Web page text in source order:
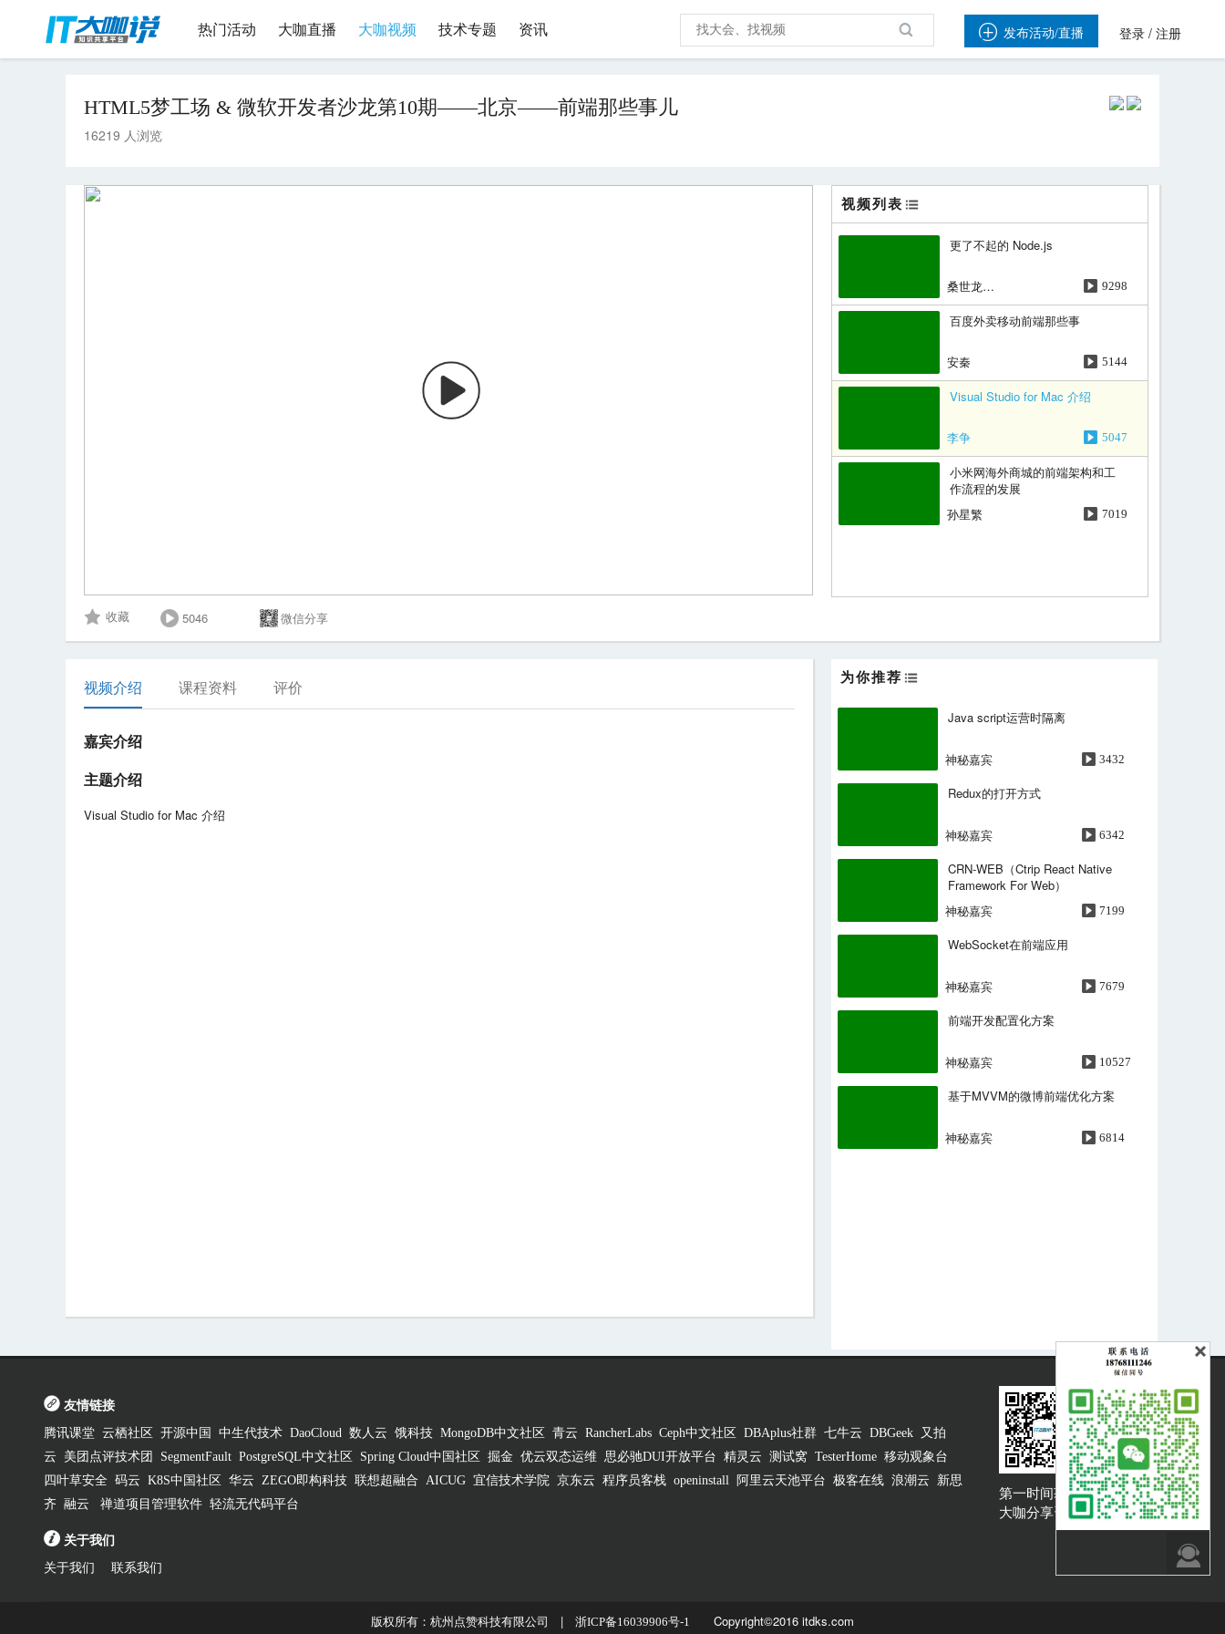

热门活动 大咖直播 大咖视频 技术专题 资讯  发布活动/直播 登录 / 注册
HTML5梦工场 & 微软开发者沙龙第10期——北京——前端那些事儿
16219 人浏览
收藏 5046 微信分享
视频列表
更了不起的 Node.js
桑世龙（狼叔） 9298
百度外卖移动前端那些事
安秦 5144
Visual Studio for Mac 介绍
李争 5047
小米网海外商城的前端架构和工
作流程的发展
孙星繁
7019
视频介绍 课程资料 评价
嘉宾介绍
主题介绍
Visual Studio for Mac 介绍
为你推荐
Java script运营时隔离
神秘嘉宾 3432
Redux的打开方式
神秘嘉宾 6342
CRN-WEB（Ctrip React Native
Framework For Web）
神秘嘉宾
7199
WebSocket在前端应用
神秘嘉宾 7679
前端开发配置化方案
神秘嘉宾 10527
基于MVVM的微博前端优化方案
神秘嘉宾 6814
友情链接
腾讯课堂 云栖社区 开源中国 中生代技术 DaoCloud 数人云 饿科技 MongoDB中文社区 青云 RancherLabs Ceph中文社区 DBAplus社群 七牛云 DBGeek
又拍
云
美团点评技术团 SegmentFault PostgreSQL中文社区 Spring Cloud中国社区 掘金 优云双态运维 思必驰DUI开放平台 精灵云 测试窝 TesterHome 移动观象台
四叶草安全 码云 K8S中国社区 华云 ZEGO即构科技 联想超融合 AICUG 宜信技术学院 京东云 程序员客栈 openinstall 阿里云天池平台 极客在线 浪潮云
新思
齐 融云 禅道项目管理软件 轻流无代码平台
关于我们
关于我们 联系我们
第一时间获取
大咖分享资讯
大咖说吐槽客服
版权所有：杭州点赞科技有限公司 | 浙ICP备16039906号-1 Copyright©2016 itdks.com